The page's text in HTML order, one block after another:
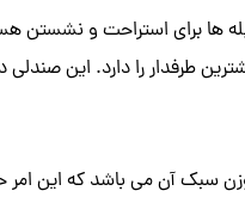
ها برای استراحت و نشستن
طرفدار را دارد. این
آن می باشد که این امر